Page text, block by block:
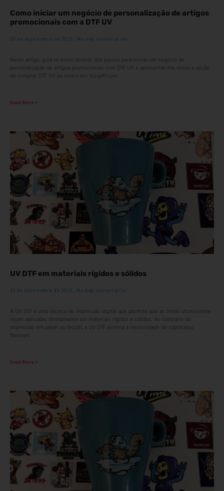
Como iniciar um negócio de personalização de artigos
promocionais com a DTF UV
23 de septiembre de 2023 No hay comentarios
Neste artigo, guiá-lo-emos através dos passos para iniciar um negócio de
personalização de artigos promocionais com DTF UV e apresentar-lhe-emos a opção
de comprar DTF UV ao metro em Vivadtf.com.
Read More >
UV DTF em materiais rígidos e sólidos
21 de septiembre de 2023 No hay comentarios
A UV DTF é uma técnica de impressão digital que permite que as tintas ultravioletas
sejam aplicadas diretamente em materiais rígidos e sólidos. Ao contrário da
impressão em papel ou tecido, a UV DTF elimina a necessidade de substratos
flexíveis.
Read More >